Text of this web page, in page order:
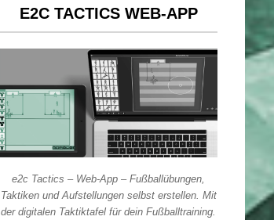
E2C TACTICS WEB-APP
e2c Tactics – Web-App – Fußballübungen,
Taktiken und Aufstellungen selbst erstellen. Mit
der digitalen Taktiktafel für dein Fußballtraining.